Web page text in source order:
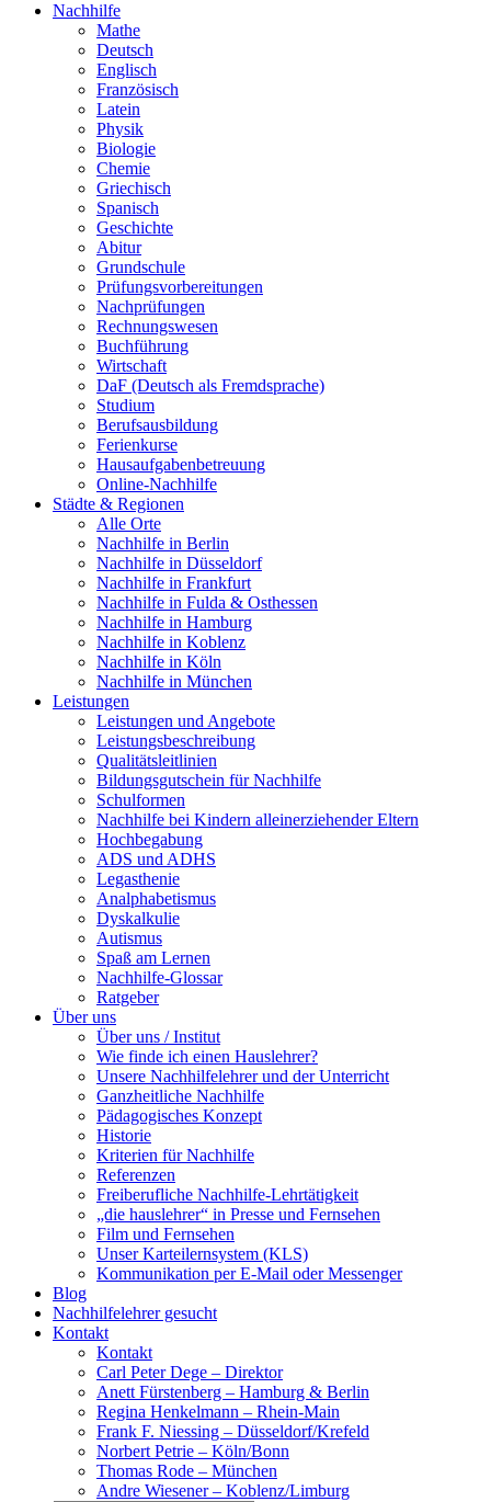
Nachhilfe
Mathe
Deutsch
Englisch
Französisch
Latein
Physik
Biologie
Chemie
Griechisch
Spanisch
Geschichte
Abitur
Grundschule
Prüfungsvorbereitungen
Nachprüfungen
Rechnungswesen
Buchführung
Wirtschaft
DaF (Deutsch als Fremdsprache)
Studium
Berufsausbildung
Ferienkurse
Hausaufgabenbetreuung
Online-Nachhilfe
Städte & Regionen
Alle Orte
Nachhilfe in Berlin
Nachhilfe in Düsseldorf
Nachhilfe in Frankfurt
Nachhilfe in Fulda & Osthessen
Nachhilfe in Hamburg
Nachhilfe in Koblenz
Nachhilfe in Köln
Nachhilfe in München
Leistungen
Leistungen und Angebote
Leistungsbeschreibung
Qualitätsleitlinien
Bildungsgutschein für Nachhilfe
Schulformen
Nachhilfe bei Kindern alleinerziehender Eltern
Hochbegabung
ADS und ADHS
Legasthenie
Analphabetismus
Dyskalkulie
Autismus
Spaß am Lernen
Nachhilfe-Glossar
Ratgeber
Über uns
Über uns / Institut
Wie finde ich einen Hauslehrer?
Unsere Nachhilfelehrer und der Unterricht
Ganzheitliche Nachhilfe
Pädagogisches Konzept
Historie
Kriterien für Nachhilfe
Referenzen
Freiberufliche Nachhilfe-Lehrtätigkeit
„die hauslehrer“ in Presse und Fernsehen
Film und Fernsehen
Unser Karteilernsystem (KLS)
Kommunikation per E-Mail oder Messenger
Blog
Nachhilfelehrer gesucht
Kontakt
Kontakt
Carl Peter Dege – Direktor
Anett Fürstenberg – Hamburg & Berlin
Regina Henkelmann – Rhein-Main
Frank F. Niessing – Düsseldorf/Krefeld
Norbert Petrie – Köln/Bonn
Thomas Rode – München
Andre Wiesener – Koblenz/Limburg